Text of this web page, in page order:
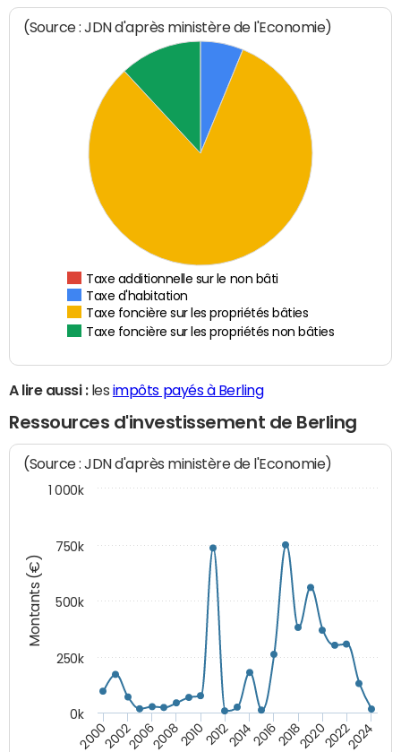
(Source : JDN d'après ministère de l'Economie)
Taxe additionnelle sur le non bâti
Taxe d'habitation
Taxe foncière sur les propriétés bâties
Taxe foncière sur les propriétés non bâties
A lire aussi :les impôts payés à Berling
Ressources d'investissement de Berling
Montants (€)
(Source : JDN d'après ministère de l'Economie)
200020022006200820102012201420162018202020222024
0k
250k
500k
750k
1 000k